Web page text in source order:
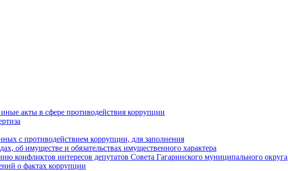
акты в сфере противодействия коррупции
с противодействием коррупции, для заполнения
об имуществе и обязательствах имущественного характера
конфликтов интересов депутатов Совета Гагаринского муниципального округа
о фактах коррупции